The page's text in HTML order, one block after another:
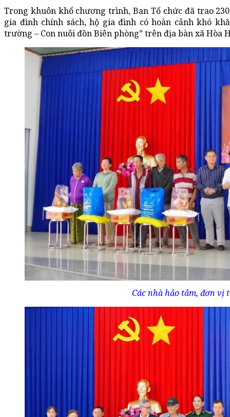
Trong khuôn khổ chương trình, Ban Tổ chức đã trao
gia đình chính sách, hộ gia đình có hoàn cảnh khó
trường – Con nuôi đồn Biên phòng” trên địa bàn xã Hòa
Các nhà hảo tâm, đơn